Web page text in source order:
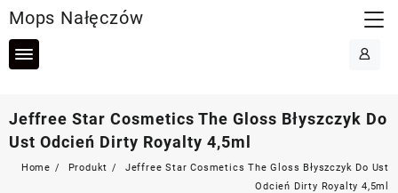
to
content
Mops Nałęczów
Jeffree Star Cosmetics The Gloss Błyszczyk Do
Ust Odcień Dirty Royalty 4,5ml
Home Produkt
Jeffree Star Cosmetics The Gloss Błyszczyk Do Ust
Odcień Dirty Royalty 4,5ml